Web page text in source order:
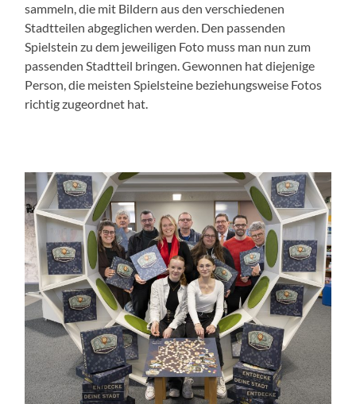
sammeln, die mit Bildern aus den verschiedenen
Stadtteilen abgeglichen werden. Den passenden
Spielstein zu dem jeweiligen Foto muss man nun zum
passenden Stadtteil bringen. Gewonnen hat diejenige
Person, die meisten Spielsteine beziehungsweise Fotos
richtig zugeordnet hat.